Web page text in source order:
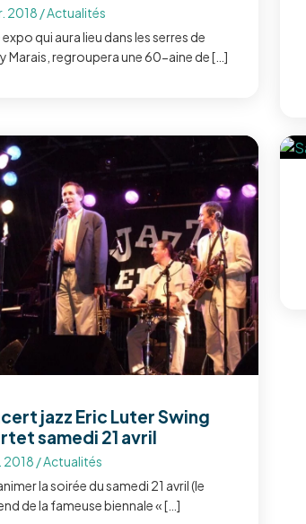
2018 /Actualités
qui aura lieu dans les serres de
Marais, regroupera une 60-aine de […]
jazz Eric Luter Swing
samedi 21 avril
2018 /Actualités
la soirée du samedi 21 avril (le
de la fameuse biennale « […]